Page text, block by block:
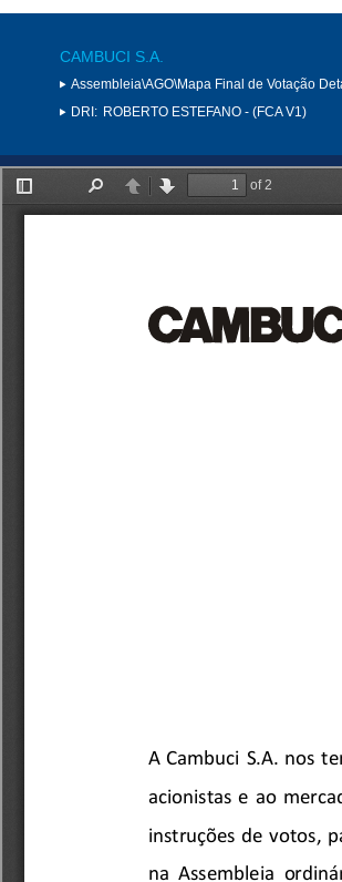
CAMBUCI S.A.
Assembleia\AGO\Mapa Final de Votação
DRI: ROBERTO ESTEFANO - (FCA V1)